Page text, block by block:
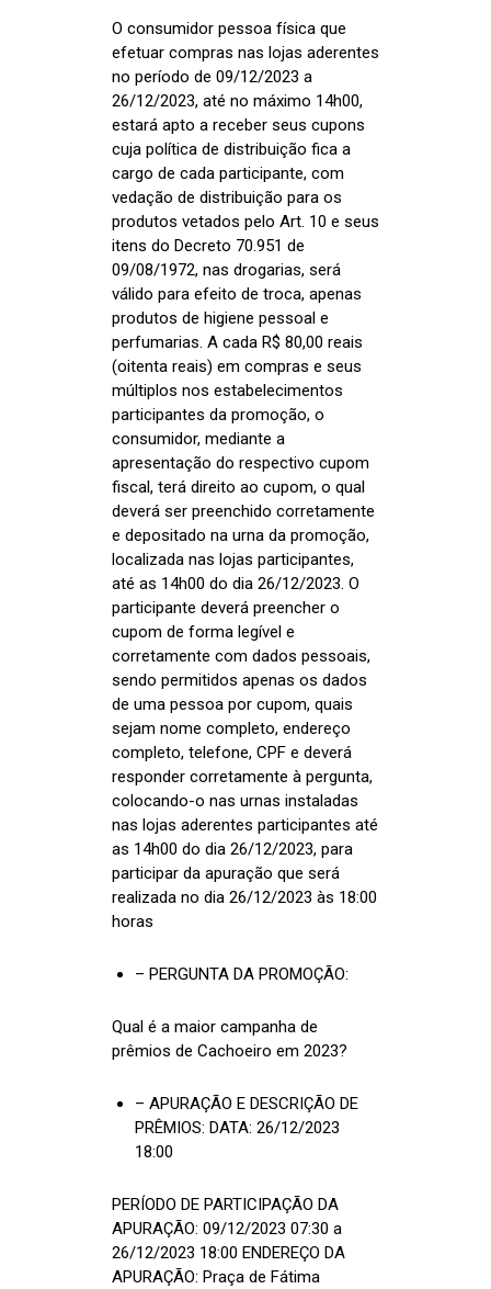
O consumidor pessoa física que
efetuar compras nas lojas aderentes
no período de 09/12/2023 a
26/12/2023, até no máximo 14h00,
estará apto a receber seus cupons
cuja política de distribuição fica a
cargo de cada participante, com
vedação de distribuição para os
produtos vetados pelo Art. 10 e seus
itens do Decreto 70.951 de
09/08/1972, nas drogarias, será
válido para efeito de troca, apenas
produtos de higiene pessoal e
perfumarias. A cada R$ 80,00 reais
(oitenta reais) em compras e seus
múltiplos nos estabelecimentos
participantes da promoção, o
consumidor, mediante a
apresentação do respectivo cupom
fiscal, terá direito ao cupom, o qual
deverá ser preenchido corretamente
e depositado na urna da promoção,
localizada nas lojas participantes,
até as 14h00 do dia 26/12/2023. O
participante deverá preencher o
cupom de forma legível e
corretamente com dados pessoais,
sendo permitidos apenas os dados
de uma pessoa por cupom, quais
sejam nome completo, endereço
completo, telefone, CPF e deverá
responder corretamente à pergunta,
colocando-o nas urnas instaladas
nas lojas aderentes participantes até
as 14h00 do dia 26/12/2023, para
participar da apuração que será
realizada no dia 26/12/2023 às 18:00
horas
– PERGUNTA DA PROMOÇÃO:
Qual é a maior campanha de
prêmios de Cachoeiro em 2023?
– APURAÇÃO E DESCRIÇÃO DE
PRÊMIOS: DATA: 26/12/2023
18:00
PERÍODO DE PARTICIPAÇÃO DA
APURAÇÃO: 09/12/2023 07:30 a
26/12/2023 18:00 ENDEREÇO DA
APURAÇÃO: Praça de Fátima